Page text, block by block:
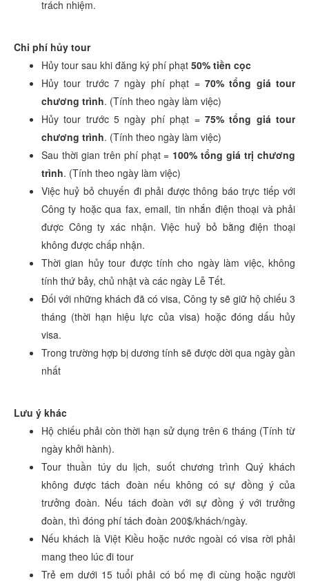
trách nhiệm.
Chi phí hủy tour
Hủy tour sau khi đăng ký phí phạt 50% tiền cọc
Hủy tour trước 7 ngày phí phạt = 70% tổng giá tour
chương trình. (Tính theo ngày làm việc)
Hủy tour trước 5 ngày phí phạt = 75% tổng giá tour
chương trình. (Tính theo ngày làm việc)
Sau thời gian trên phí phạt = 100% tổng giá trị chương
trình. (Tính theo ngày làm việc)
Việc huỷ bỏ chuyến đi phải được thông báo trực tiếp với
Công ty hoặc qua fax, email, tin nhắn điện thoại và phải
được Công ty xác nhận. Việc huỷ bỏ bằng điện thoại
không được chấp nhận.
Thời gian hủy tour được tính cho ngày làm việc, không
tính thứ bảy, chủ nhật và các ngày Lễ Tết.
Đối với những khách đã có visa, Công ty sẽ giữ hộ chiếu 3
tháng (thời hạn hiệu lực của visa) hoặc đóng dấu hủy
visa.
Trong trường hợp bị dương tính sẽ được dời qua ngày gần
nhất
Lưu ý khác
Hộ chiếu phải còn thời hạn sử dụng trên 6 tháng (Tính từ
ngày khởi hành).
Tour thuần túy du lịch, suốt chương trình Quý khách
không được tách đoàn nếu không có sự đồng ý của
trưởng đoàn. Nếu tách đoàn với sự đồng ý với trưởng
đoàn, thì đóng phí tách đoàn 200$/khách/ngày.
Nếu khách là Việt Kiều hoặc nước ngoài có visa rời phải
mang theo lúc đi tour
Trẻ em dưới 15 tuổi phải có bố mẹ đi cùng hoặc người